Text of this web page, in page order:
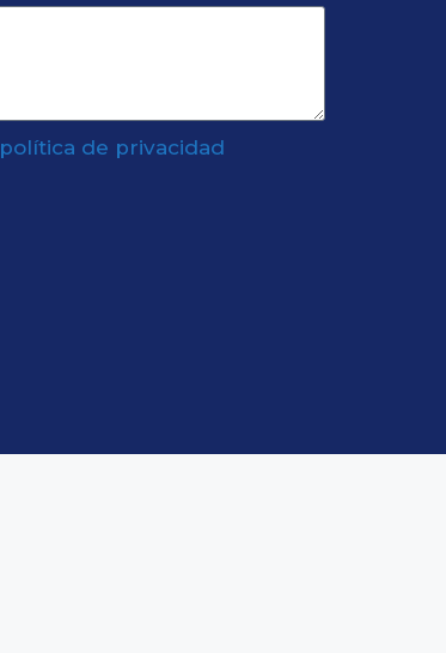
política de privacidad